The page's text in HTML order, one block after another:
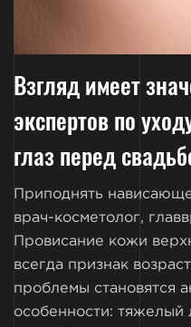
Взгляд имеет
экспертов по
глаз перед
Приподнять
врач-косметолог,
Провисание кожи
всегда признак
проблемы становятся
особенности: тяжелый